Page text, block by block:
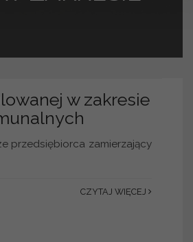
w zakresie
przedsiębiorca zamierzający
CZYTAJ WIĘCEJ